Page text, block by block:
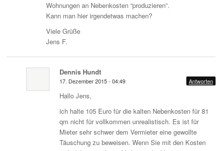
Wohnungen an Nebenkosten “produzieren”.
Kann man hier irgendetwas machen?
Viele Grüße
Jens F.
Dennis Hundt
17. Dezember 2015 - 04:49 Antworten
Hallo Jens,
ich halte 105 Euro für die kalten Nebenkosten für 81
qm nicht für vollkommen unrealistisch. Es ist für
Mieter sehr schwer dem Vermieter eine gewollte
Täuschung zu beweisen. Wenn Sie mit den Kosten